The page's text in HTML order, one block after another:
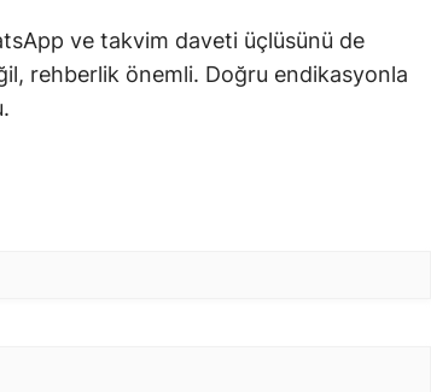
ve takvim daveti üçlüsünü de
rehberlik önemli. Doğru endikasyonla